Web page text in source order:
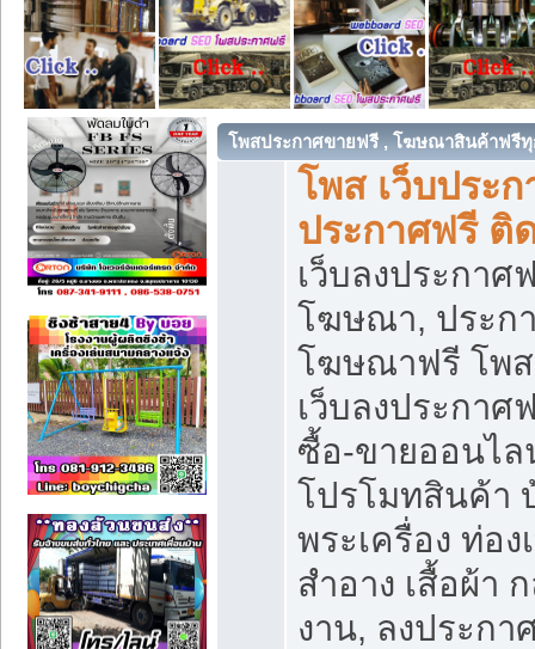
โพสประกาศขายฟรี , โฆษณาสินค้าฟรี
โพส เว็บประก
ประกาศฟรี ติ
เว็บลงประกา
โฆษณา, ประก
โฆษณาฟรี โพส
เว็บลงประกา
ซื้อ-ขายออนไล
โปรโมทสินค้า
พระเครื่อง ท่อง
สำอาง เสื้อผ้า
งาน, ลงประก